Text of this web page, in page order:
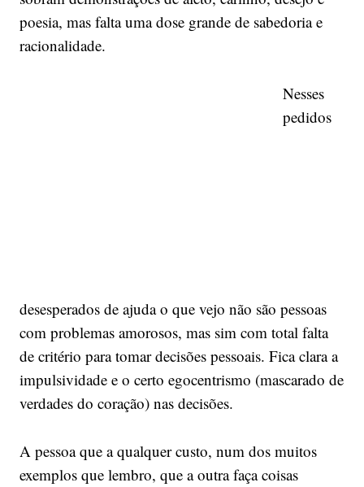
poesia, mas falta uma dose grande de sabedoria e
racionalidade.
Nesses
pedidos
desesperados de ajuda o que vejo não são pessoas
com problemas amorosos, mas sim com total falta
de critério para tomar decisões pessoais. Fica clara a
impulsividade e o certo egocentrismo (mascarado de
verdades do coração) nas decisões.
A pessoa que a qualquer custo, num dos muitos
exemplos que lembro, que a outra faça coisas